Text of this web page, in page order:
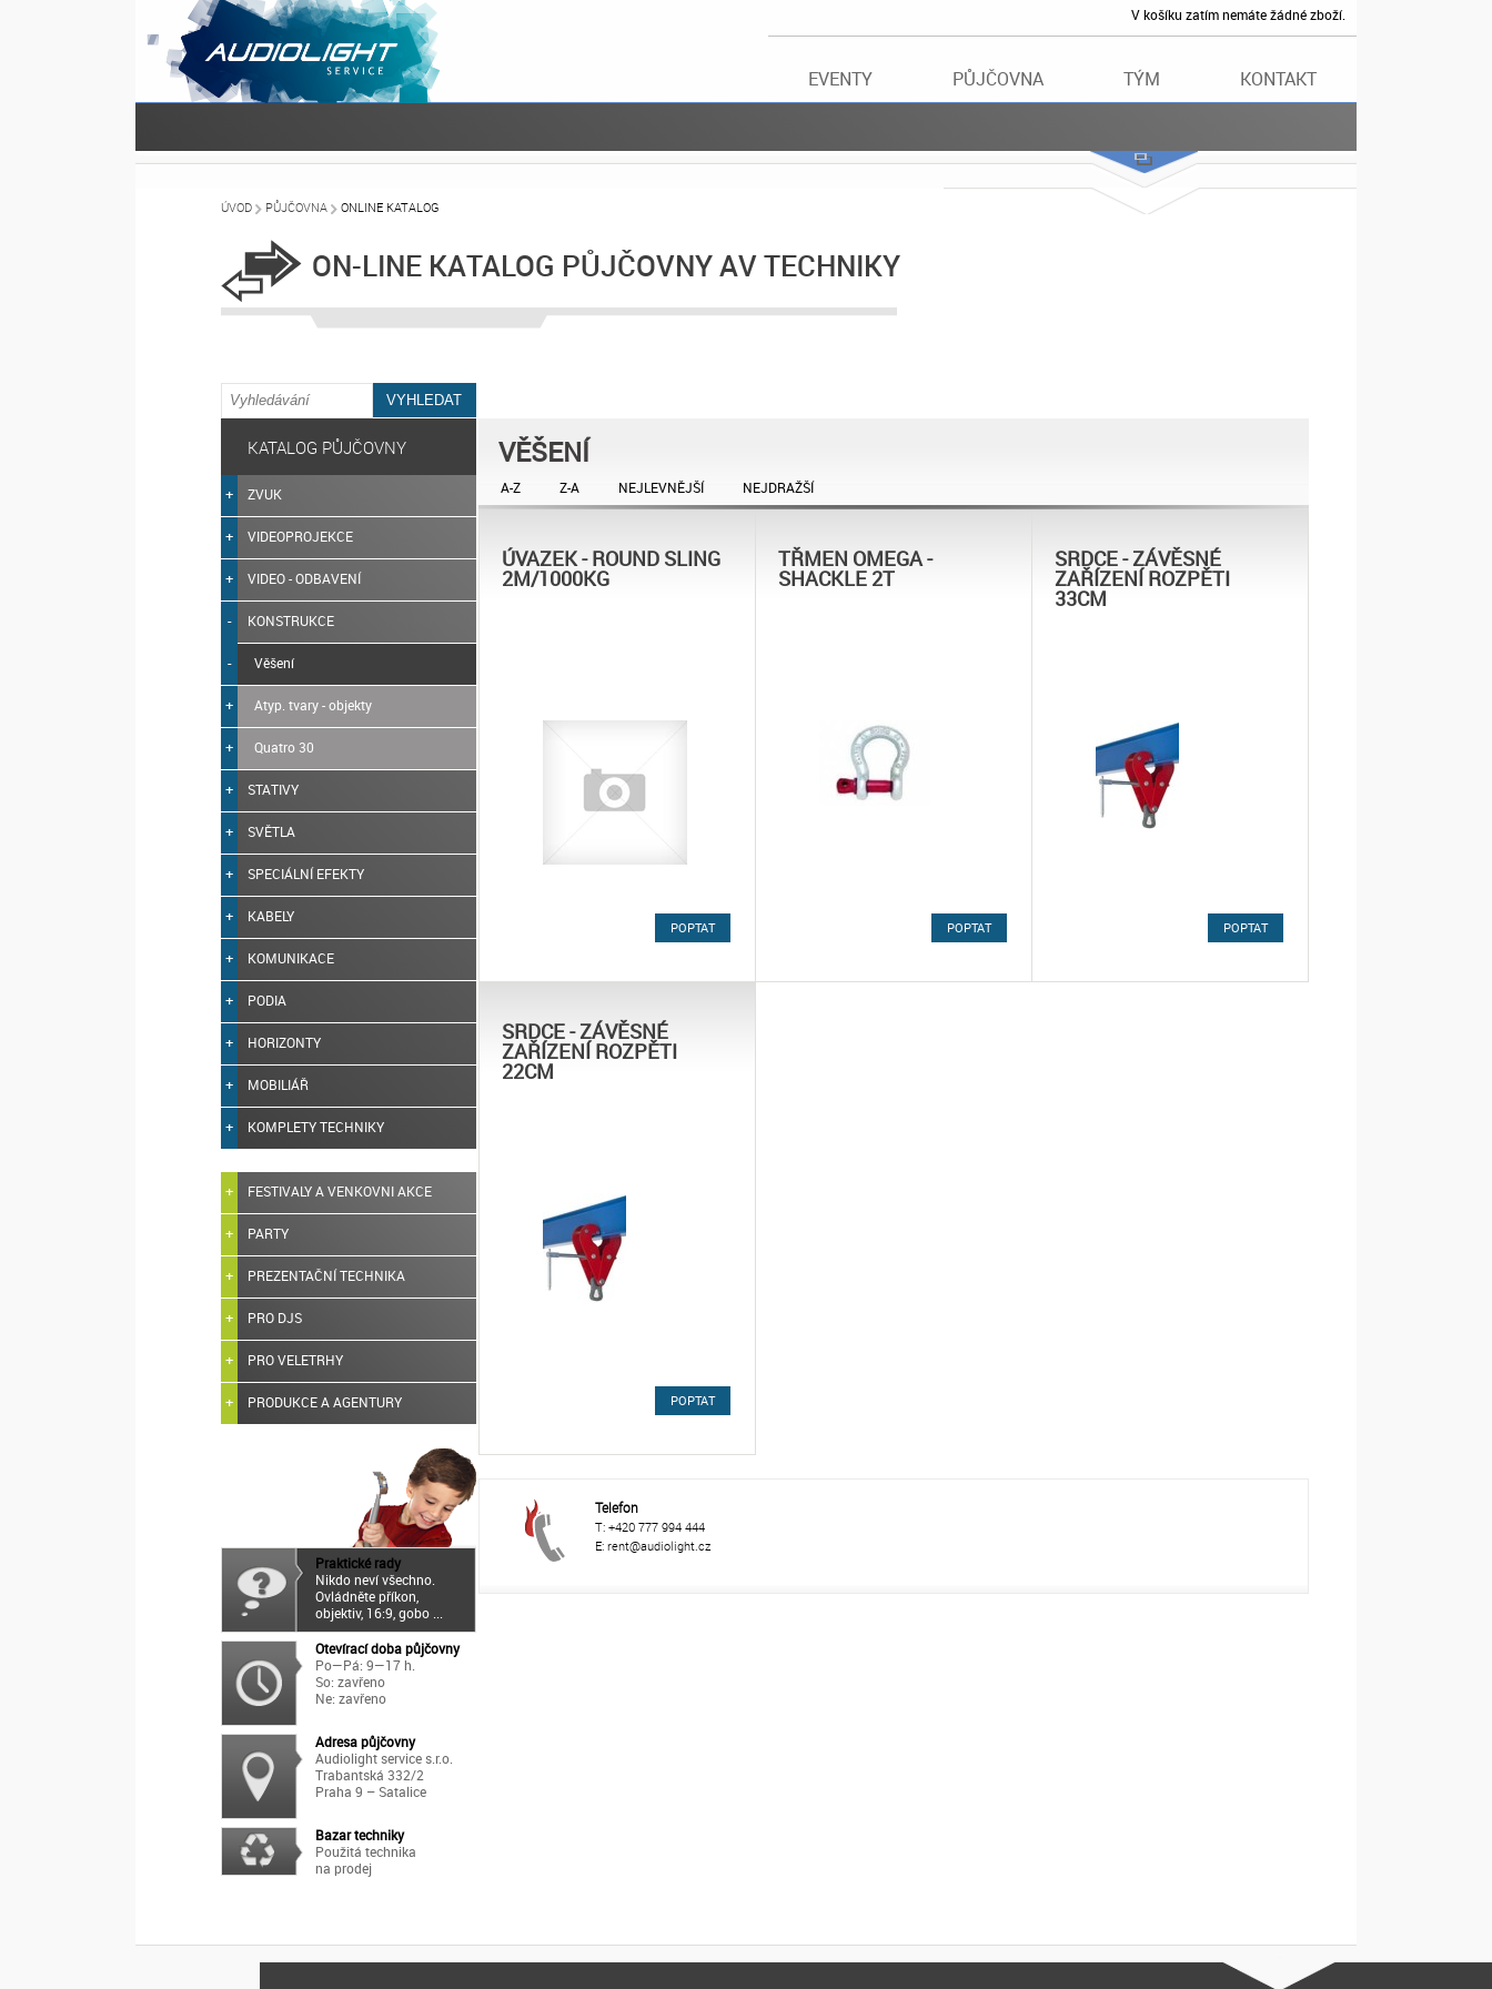
V košíku zatím nemáte žádné zboží.
EVENTY PŮJČOVNA TÝM KONTAKT
ÚVOD PŮJČOVNA ONLINE KATALOG
ON-LINE KATALOG PŮJČOVNY AV TECHNIKY
KATALOG PŮJČOVNY
ZVUK
VIDEOPROJEKCE
VIDEO - ODBAVENÍ
KONSTRUKCE
Věšení
Atyp. tvary - objekty
Quatro 30
STATIVY
SVĚTLA
SPECIÁLNÍ EFEKTY
KABELY
KOMUNIKACE
PODIA
HORIZONTY
MOBILIÁŘ
KOMPLETY TECHNIKY
FESTIVALY A VENKOVNI AKCE
PARTY
PREZENTAČNÍ TECHNIKA
PRO DJS
PRO VELETRHY
PRODUKCE A AGENTURY
Praktické rady
Nikdo neví všechno.
Ovládněte příkon,
objektiv, 16:9, gobo ...
Otevírací doba půjčovny
Po—Pá: 9—17 h.
So: zavřeno
Ne: zavřeno
Adresa půjčovny
Audiolight service s.r.o.
Trabantská 332/2
Praha 9 – Satalice
Bazar techniky
Použitá technika
na prodej
VĚŠENÍ
A-Z Z-A NEJLEVNĚJŠÍ NEJDRAŽŠÍ
ÚVAZEK - ROUND SLING
2M/1000KG
POPTAT
TŘMEN OMEGA -
SHACKLE 2T
POPTAT
SRDCE - ZÁVĚSNÉ
ZAŘÍZENÍ ROZPĚTI
33CM
POPTAT
SRDCE - ZÁVĚSNÉ
ZAŘÍZENÍ ROZPĚTI
22CM
POPTAT
Telefon
T: +420 777 994 444
E: rent@audiolight.cz